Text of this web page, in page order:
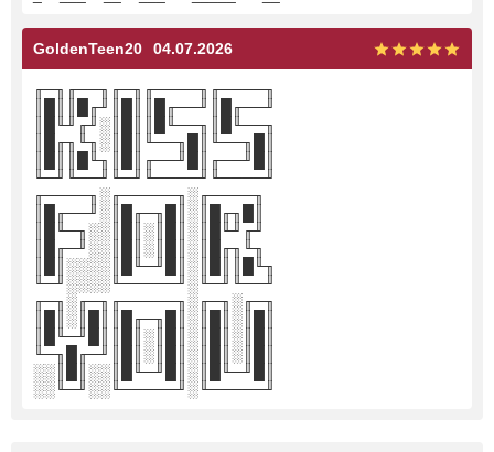
GoldenTeen20 04.07.2026
╓─╖╓──╖╓─╖╓────╖╓────╖
║█║║█╓╜║█║║█╓──╜║█╓──╜
║█╙╜╓╜░║█║║█╙──╖║█╙──╖
║█╓╖╙╖░║█║╙──╖█║╙──╖█║
║█║║█╙╖║█║╓──╜█║╓──╜█║
╙─╜╙──╜╙─╜╙────╜╙────╜
╓────╖░╓─────╖░╓────╖
║█╓──╜░║█╓─╖█║░║█╓╖█║
║█╙─╖░░║█║░║█║░║█╙╜╓╜
║█╓─╜░░║█║░║█║░║█╓╖╙╖
║█║░░░░║█╙─╜█║░║█║║█╙╖
╙─╜░░░░╙─────╜░╙─╜╙──╜
╓─╖░╓─╖╓─────╖░╓─╖░╓─╖
║█║░║█║║█╓─╖█║░║█║░║█║
║█╙─╜█║║█║░║█║░║█║░║█║
╙─╖█╓─╜║█║░║█║░║█║░║█║
░░║█║░░║█╙─╜█║░║█╙─╜█║
░░╙─╜░░╙─────╜░╙─────╜